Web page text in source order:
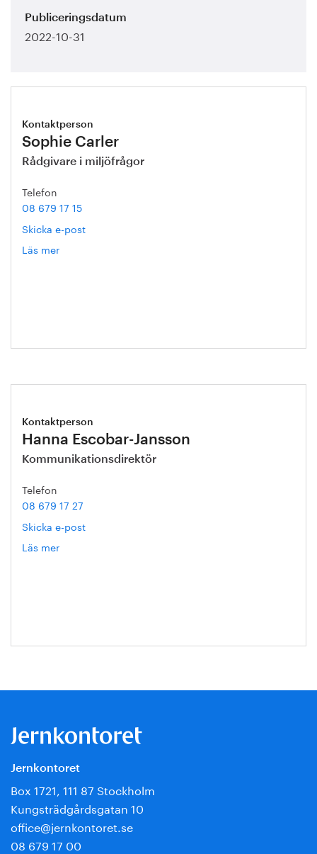
Publiceringsdatum
2022-10-31
Kontaktperson
Sophie Carler
Rådgivare i miljöfrågor
Telefon
08 679 17 15
Skicka e-post
Läs mer
Kontaktperson
Hanna Escobar-Jansson
Kommunikationsdirektör
Telefon
08 679 17 27
Skicka e-post
Läs mer
Jernkontoret
Box 1721, 111 87 Stockholm
Kungsträdgårdsgatan 10
office@jernkontoret.se
08 679 17 00